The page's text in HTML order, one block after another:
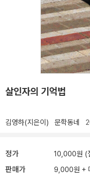
살인자의 기억법
김영하(지은이) 문학동네
정가 10,000원 (
판매가 9,000원 +